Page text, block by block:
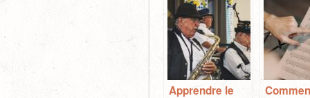
Apprendre le